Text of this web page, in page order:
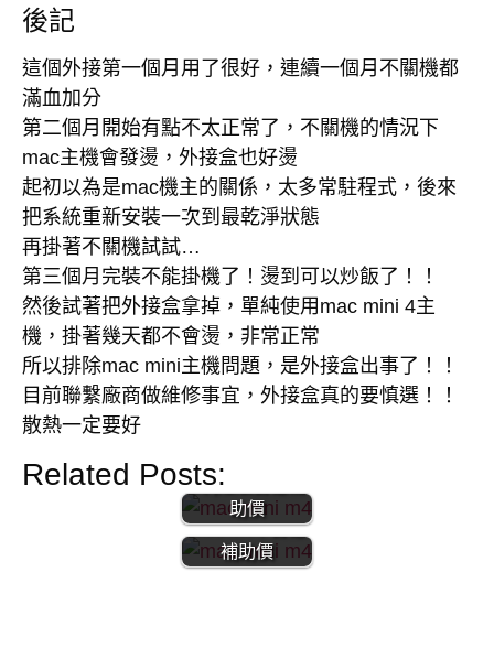
後記
這個外接第一個月用了很好，連續一個月不關機都
滿血加分
第二個月開始有點不太正常了，不關機的情況下
mac主機會發燙，外接盒也好燙
起初以為是mac機主的關係，太多常駐程式，後來
把系統重新安裝一次到最乾淨狀態
再掛著不關機試試…
第三個月完裝不能掛機了！燙到可以炒飯了！！
然後試著把外接盒拿掉，單純使用mac mini 4主
機，掛著幾天都不會燙，非常正常
所以排除mac mini主機問題，是外接盒出事了！！
目前聯繫廠商做維修事宜，外接盒真的要慎選！！
散熱一定要好
Related Posts:文 |陸版百億補
助價
【MAC】Mac
Mini m4｜百憶
補助價